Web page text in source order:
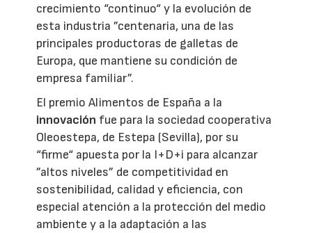
crecimiento “continuo“ y la evolución de
esta industria ”centenaria, una de las
principales productoras de galletas de
Europa, que mantiene su condición de
empresa familiar”.
El premio Alimentos de España a la
innovación fue para la sociedad cooperativa
Oleoestepa, de Estepa (Sevilla), por su
“firme“ apuesta por la I+D+i para alcanzar
”altos niveles” de competitividad en
sostenibilidad, calidad y eficiencia, con
especial atención a la protección del medio
ambiente y a la adaptación a las